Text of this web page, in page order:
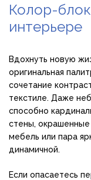
Колор-
интерьере
Вдохнуть новую
оригинальная
сочетание
текстиле. Даже
способно
стены,
мебель или пара
динамичной.
Если опасаетесь